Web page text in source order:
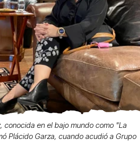
conocida en el bajo mundo como "La
Plácido Garza, cuando acudió a Grupo